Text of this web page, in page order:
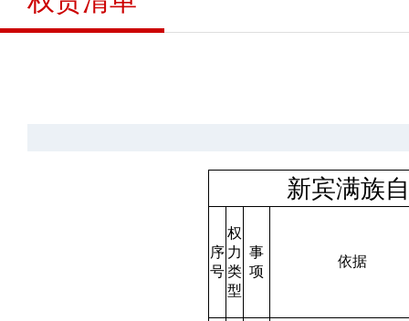
新宾满族
序
号
权
力
类
型
事
项
依据